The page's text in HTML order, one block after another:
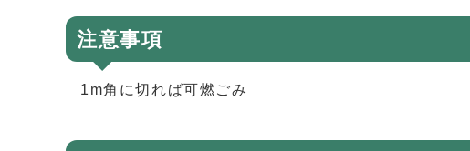
注意事項
1m角に切れば可燃ごみ